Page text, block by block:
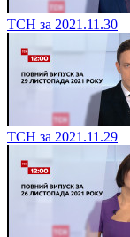
ТСН за 2021.11.30
ТСН за 2021.11.29